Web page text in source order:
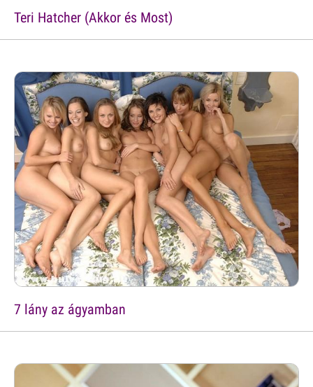
Teri Hatcher (Akkor és Most)
7 lány az ágyamban